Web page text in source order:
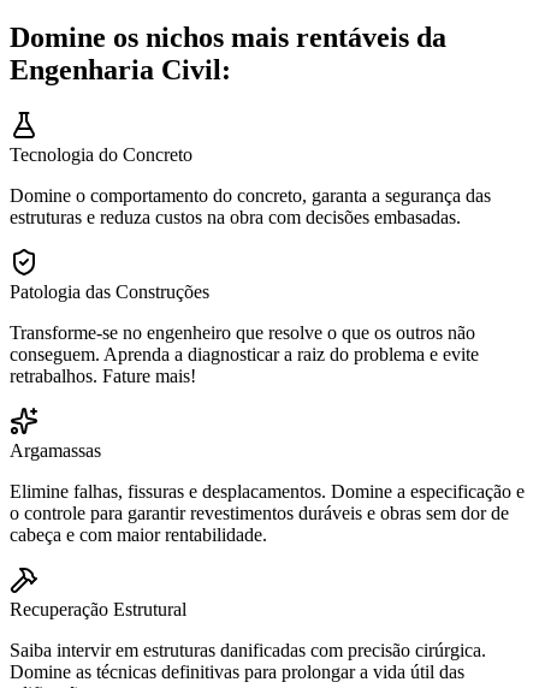
Domine os nichos mais rentáveis da
Engenharia Civil:
Tecnologia do Concreto
Domine o comportamento do concreto, garanta a segurança das
estruturas e reduza custos na obra com decisões embasadas.
Patologia das Construções
Transforme-se no engenheiro que resolve o que os outros não
conseguem. Aprenda a diagnosticar a raiz do problema e evite
retrabalhos. Fature mais!
Argamassas
Elimine falhas, fissuras e desplacamentos. Domine a especificação e
o controle para garantir revestimentos duráveis e obras sem dor de
cabeça e com maior rentabilidade.
Recuperação Estrutural
Saiba intervir em estruturas danificadas com precisão cirúrgica.
Domine as técnicas definitivas para prolongar a vida útil das